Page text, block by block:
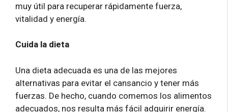
muy útil para recuperar rápidamente fuerza,
vitalidad y energía.
Cuida la dieta
Una dieta adecuada es una de las mejores
alternativas para evitar el cansancio y tener más
fuerzas. De hecho, cuando comemos los alimentos
adecuados, nos resulta más fácil adquirir energía.